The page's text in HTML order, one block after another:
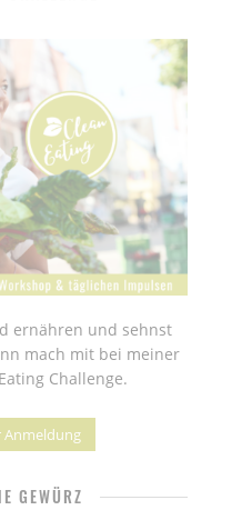
ernähren und sehnst
mach mit bei meiner
Challenge.
Anmeldung
GEWÜRZ